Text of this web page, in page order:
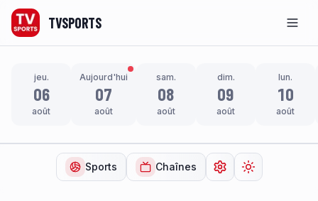
TVSPORTS
jeu.
06
août
Aujourd'hui
07
août
sam.
08
août
dim.
09
août
lun.
10
août
Sports Chaînes Ouvrir lesChanger de